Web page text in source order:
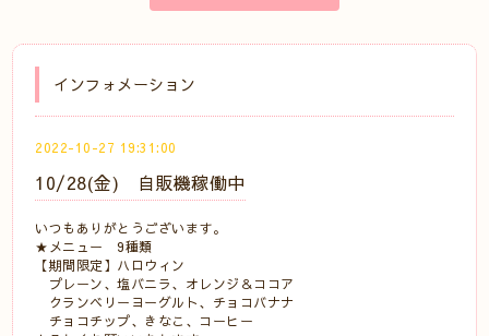
インフォメーション
2022-10-27 19:31:00
10/28(金) 自販機稼働中
いつもありがとうございます。
★メニュー 9種類
【期間限定】ハロウィン
プレーン、塩バニラ、オレンジ＆ココア
クランベリーヨーグルト、チョコバナナ
チョコチップ、きなこ、コーヒー